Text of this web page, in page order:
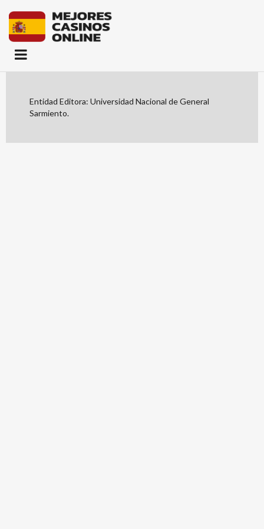
Entidad Editora: Universidad Nacional de General
Sarmiento.